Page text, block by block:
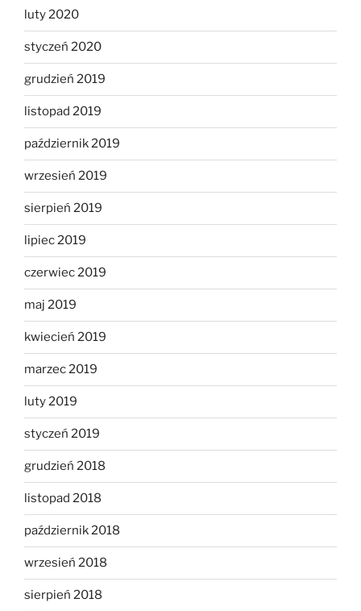
luty 2020
styczeń 2020
grudzień 2019
listopad 2019
październik 2019
wrzesień 2019
sierpień 2019
lipiec 2019
czerwiec 2019
maj 2019
kwiecień 2019
marzec 2019
luty 2019
styczeń 2019
grudzień 2018
listopad 2018
październik 2018
wrzesień 2018
sierpień 2018